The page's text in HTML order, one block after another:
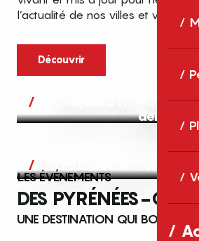
l’actualité de nos villes et villages.
Découvrir
Aujourd’hui,
demain
Grands événements
LES ÉVÉNEMENTS
DES PYRÉNÉES-
UNE DESTINATION QUI BOUGE